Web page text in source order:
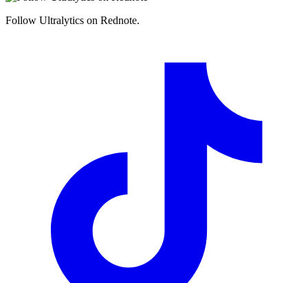
Follow Ultralytics on Rednote.